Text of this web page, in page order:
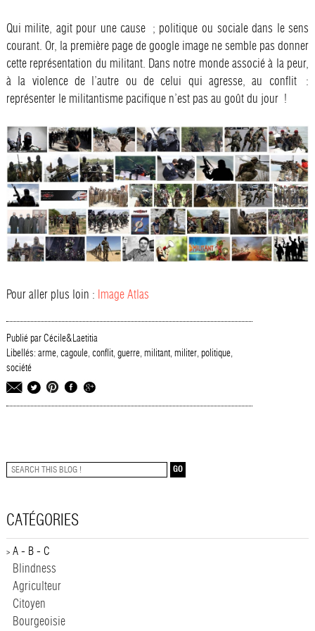
Qui milite, agit pour une cause ; politique ou sociale dans le sens
courant. Or, la première page de google image ne semble pas donner
cette représentation du militant. Dans notre monde associé à la peur,
à la violence de l’autre ou de celui qui agresse, au conflit :
représenter le militantisme pacifique n’est pas au goût du jour !
Pour aller plus loin : Image Atlas
Publié par Cécile&Laetitia
Libellés: arme, cagoule, conflit, guerre, militant, militer, politique,
société
GO
CATÉGORIES
>A - B - C
Blindness
Agriculteur
Citoyen
Bourgeoisie